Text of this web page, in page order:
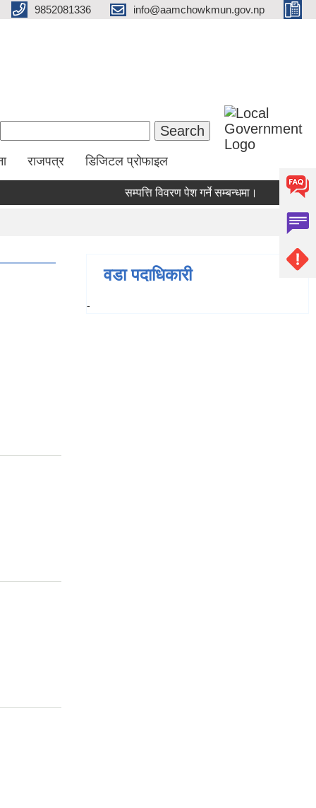
9852081336 info@aamchowkmun.gov.np
राजपत्र डिजिटल प्रोफाइल
सम्पत्ति विवरण पेश गर्ने सम्बन्धमा। सामाजिक
वडा पदाधिकारी
-